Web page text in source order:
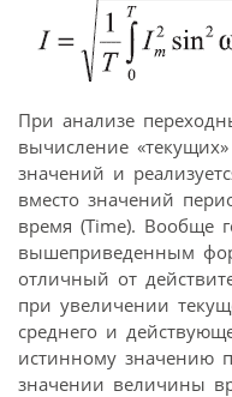
При анализе
вычисление
значений и
вместо значений
время (Time). Вообще
вышеприведенным
отличный от
при увеличении
среднего и
истинному значению
значении величины